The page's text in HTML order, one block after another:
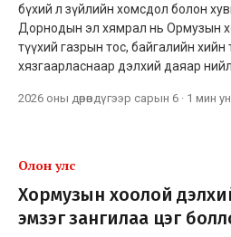
бүхий л зүйлийн хомсдол болон
Дорнодын эл хямрал нь Ормузын
түүхий газрын тос, байгалийн хийн
хязгаарласнаар дэлхий даяар
2026 оны дөрөвдүгээр сарын 6 · 1 мин
Олон улс
Хормузын хоолой
эмзэг зангилаа цэг